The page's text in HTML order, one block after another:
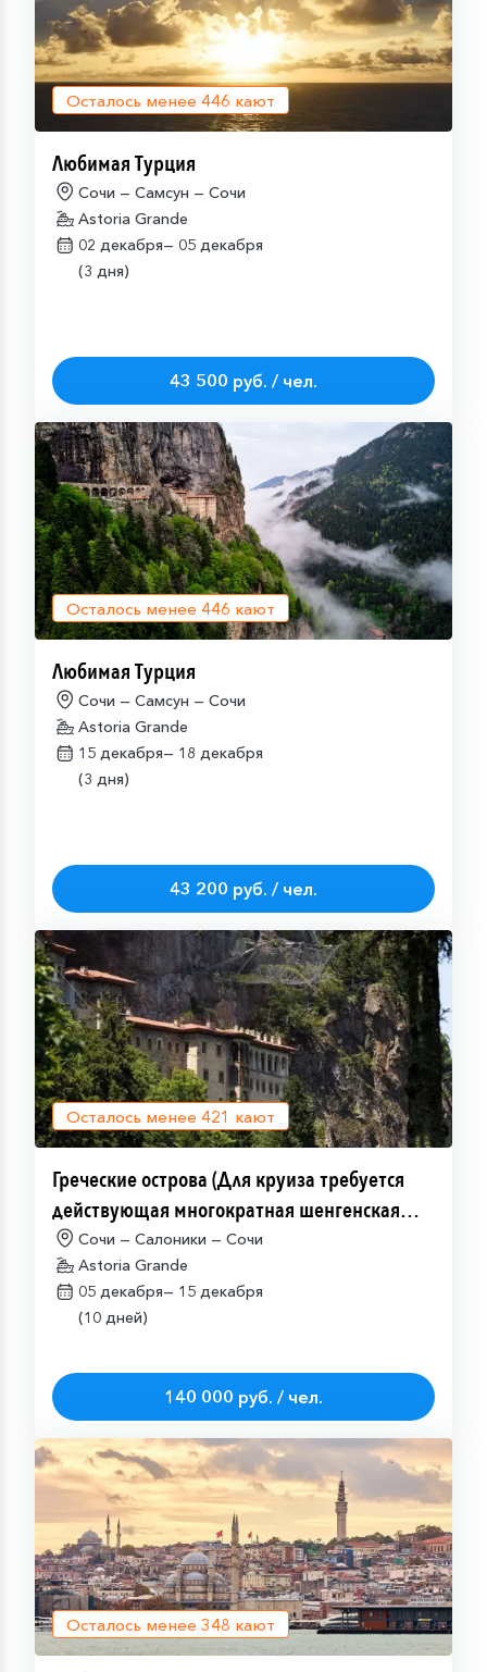
Осталось менее 446 кают
Любимая Турция
Сочи — Самсун — Сочи
Astoria Grande
02 декабря— 05 декабря
(3 дня)
43 500 руб. / чел.
Осталось менее 446 кают
Любимая Турция
Сочи — Самсун — Сочи
Astoria Grande
15 декабря— 18 декабря
(3 дня)
43 200 руб. / чел.
Осталось менее 421 кают
Греческие острова (Для круиза требуется
действующая многократная шенгенская
виза)Сочи — Салоники — Сочи
Astoria Grande
05 декабря— 15 декабря
(10 дней)
140 000 руб. / чел.
Осталось менее 348 кают